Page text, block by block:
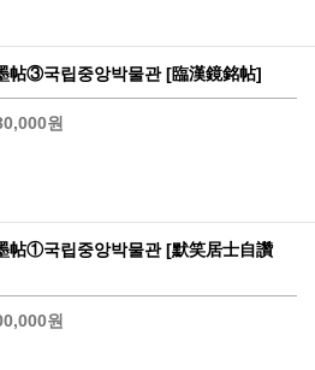
帖③국립중앙박물관 [臨漢鏡銘帖]
원
帖①국립중앙박물관 [默笑居士自讚
원